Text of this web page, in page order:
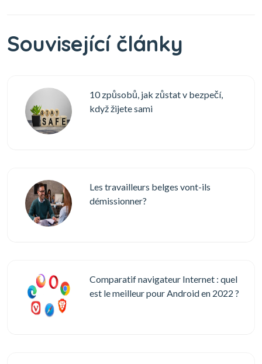
Související články
10 způsobů, jak zůstat v bezpečí,
když žijete sami
Les travailleurs belges vont-ils
démissionner?
Comparatif navigateur Internet : quel
est le meilleur pour Android en 2022 ?